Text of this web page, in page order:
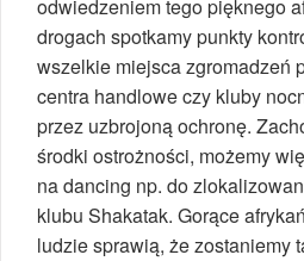
odwiedzeniem tego pięknego
drogach spotkamy punkty
wszelkie miejsca zgromadzeń
centra handlowe czy kluby
przez uzbrojoną ochronę.
środki ostrożności, możemy
na dancing np. do
klubu Shakatak. Gorące
ludzie sprawią, że zostaniemy